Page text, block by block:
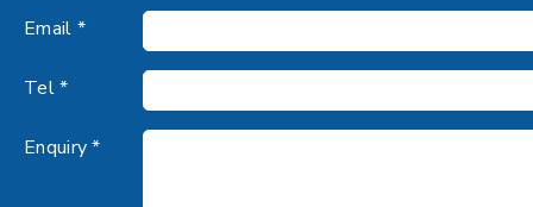
Email *
Tel *
Enquiry *